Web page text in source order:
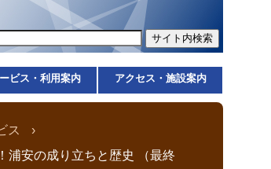
ス
浦安の成り立ちと歴史 （最終
ビス・利用案内 アクセス・施設案内